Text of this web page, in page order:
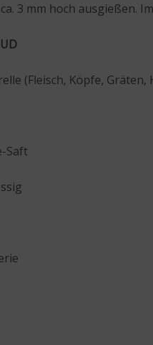
3 mm hoch ausgießen.
(Fleisch, Köpfe, Gräten,
Saft